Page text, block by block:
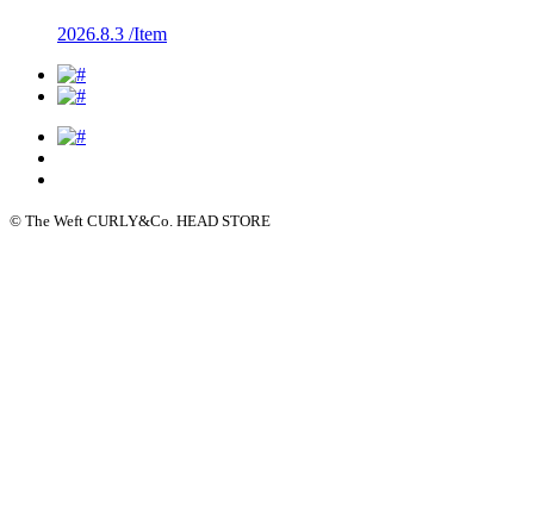
2026.8.3 /Item
© The Weft CURLY&Co. HEAD STORE